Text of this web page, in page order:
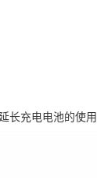
长充电电池的使用